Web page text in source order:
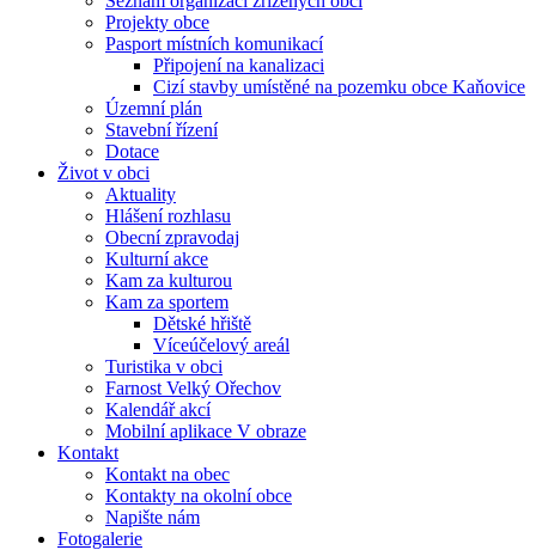
Projekty obce
Pasport místních komunikací
Připojení na kanalizaci
Cizí stavby umístěné na pozemku obce Kaňovice
Územní plán
Stavební řízení
Dotace
Život v obci
Aktuality
Hlášení rozhlasu
Obecní zpravodaj
Kulturní akce
Kam za kulturou
Kam za sportem
Dětské hřiště
Víceúčelový areál
Turistika v obci
Farnost Velký Ořechov
Kalendář akcí
Mobilní aplikace V obraze
Kontakt
Kontakt na obec
Kontakty na okolní obce
Napište nám
Fotogalerie